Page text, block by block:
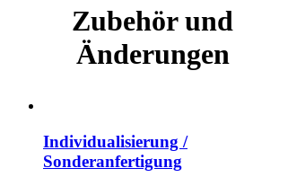
Zubehör und
Änderungen
Individualisierung /
Sonderanfertigung